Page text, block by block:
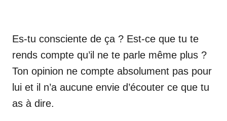
Es-tu consciente de ça ? Est-ce que tu te
rends compte qu’il ne te parle même plus ?
Ton opinion ne compte absolument pas pour
lui et il n’a aucune envie d’écouter ce que tu
as à dire.